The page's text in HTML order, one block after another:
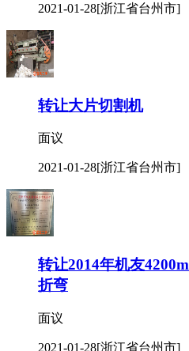
2021-01-28[浙江省台州市]
转让大片切割机
面议
2021-01-28[浙江省台州市]
转让2014年机友
折弯
面议
2021-01-28[浙江省台州市]